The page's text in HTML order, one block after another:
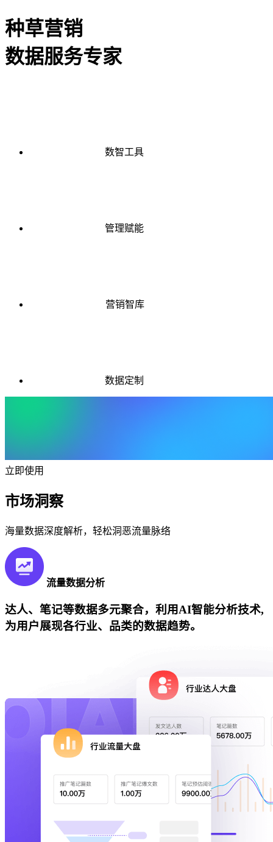
种草营销
数据服务专家
数智工具
管理赋能
营销智库
数据定制
立即使用
市场洞察
海量数据深度解析，轻松洞恶流量脉络
流量数据分析
达人、笔记等数据多元聚合，利用AI智能分析技术,
为用户展现各行业、品类的数据趋势。